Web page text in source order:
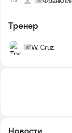
Тренер
W. Cruz